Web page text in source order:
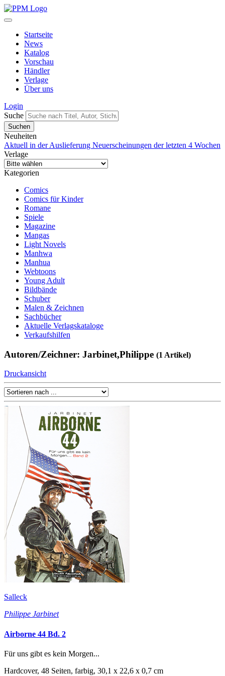
Startseite
News
Katalog
Vorschau
Händler
Verlage
Über uns
Login
Suche
Neuheiten
Aktuell in der Auslieferung Neuerscheinungen der letzten 4 Wochen
Verlage
Kategorien
Comics
Comics für Kinder
Romane
Spiele
Magazine
Mangas
Light Novels
Manhwa
Manhua
Webtoons
Young Adult
Bildbände
Schuber
Malen & Zeichnen
Sachbücher
Aktuelle Verlagskataloge
Verkaufshilfen
Autoren/Zeichner: Jarbinet,Philippe (1 Artikel)
Druckansicht
Salleck
Philippe Jarbinet
Airborne 44 Bd. 2
Für uns gibt es kein Morgen...
Hardcover, 48 Seiten, farbig, 30,1 x 22,6 x 0,7 cm